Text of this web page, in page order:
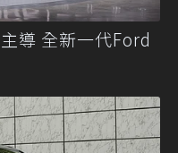
導 全新一代Ford